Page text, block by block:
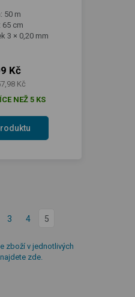
50 m
65 cm
3 × 0,20 mm
Kč
Kč
NEŽ 5 KS
3 4 5
zboží v jednotlivých
zde.